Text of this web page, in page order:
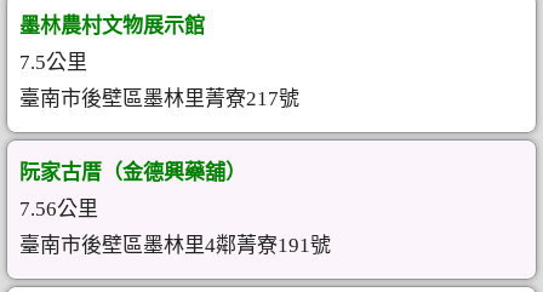
墨林農村文物展示館
7.5公里
臺南市後壁區墨林里菁寮217號
阮家古厝（金德興藥舖）
7.56公里
臺南市後壁區墨林里4鄰菁寮191號